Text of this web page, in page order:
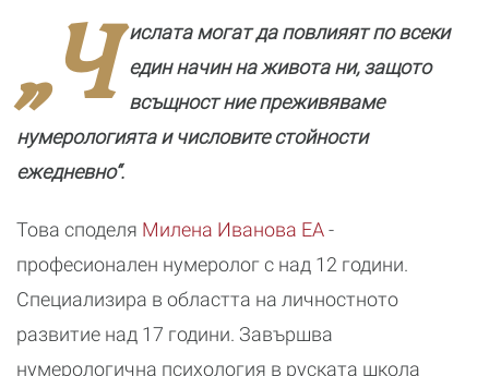
трябва да се
срещнем с
болката
трябва да
помним кои са
били преди нас
„Ч
ислата могат да повлияят по всеки
един начин на живота ни, защото
всъщност ние преживяваме
нумерологията и числовите стойности
ежедневно“.
Това споделя Милена Иванова ЕA-
професионален нумеролог с над 12 години.
Специализира в областта на личностното
развитие над 17 години. Завършва
нумерологична психология в руската школа